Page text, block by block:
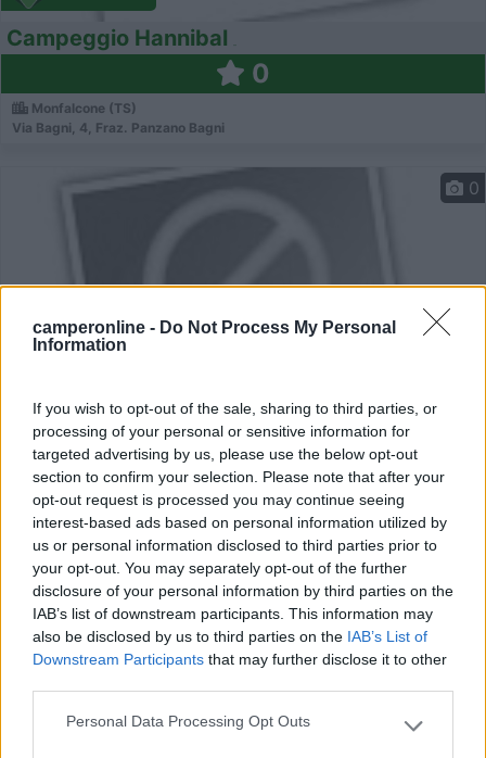
camperonline - Do Not Process My Personal
Information
If you wish to opt-out of the sale, sharing to third parties, or
processing of your personal or sensitive information for
targeted advertising by us, please use the below opt-out
section to confirm your selection. Please note that after your
opt-out request is processed you may continue seeing
interest-based ads based on personal information utilized by
us or personal information disclosed to third parties prior to
your opt-out. You may separately opt-out of the further
disclosure of your personal information by third parties on the
IAB’s list of downstream participants. This information may
also be disclosed by us to third parties on the IAB’s List of
Downstream Participants that may further disclose it to other
Please note that this website/app uses one or more Google
Personal Data Processing Opt Outs
Campeggio Hannibal
0
Monfalcone (TS)
Via Bagni, 4, Fraz. Panzano Bagni
Campeggio
0
Val del Lago
0
Trasaghis (UD)